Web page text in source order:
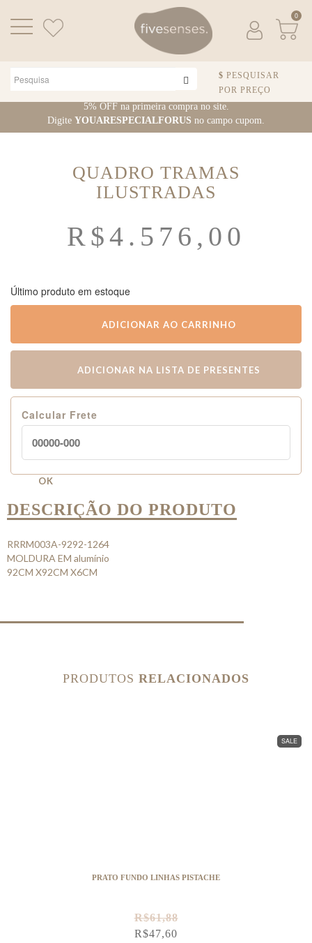
Pular para o conteúdo5% OFF na primeira compra no site.
Digite YOUARESPECIALFORUS no campo cupom.
0
PESQUISAR
POR PREÇO
QUADRO TRAMAS
ILUSTRADAS
R$4.576,00
Último produto em estoque
ADICIONAR AO CARRINHO
ADICIONAR NA LISTA DE PRESENTES
Calcular Frete
OK
DESCRIÇÃO DO PRODUTO
RRRM003A-9292-1264
MOLDURA EM alumínio
92CM X92CM X6CM
PRODUTOS RELACIONADOS
SALE
PRATO FUNDO LINHAS PISTACHE
R$61,88
R$47,60